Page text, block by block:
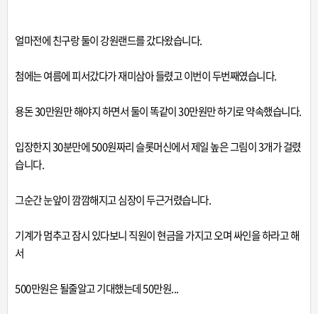
얼마전에 친구랑 둘이 강원랜드를 갔다왔습니다.
첨에는 여름에 피서갔다가 재미삼아 들렸고 이번이 두번째였습니다.
용돈 30만원만 해야지 하면서 둘이 똑같이 30만원만 하기로 약속했습니다.
입장한지 30분만에 500원짜리 슬롯머신에서 제일 높은 그림이 3개가 걸렸
습니다.
그순간 눈앞이 깜깜해지고 심장이 두근거렸습니다.
기계가 멈추고 잠시 있다보니 직원이 현금을 가지고 오며 싸인을 하라고 해
서
500만원은 될줄알고 기대했는데 50만원...